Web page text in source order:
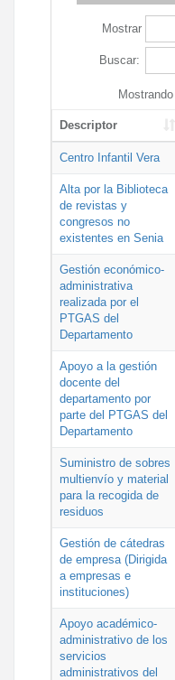
Mostrar
Buscar:
Descriptor
Centro Infantil Vera
Alta por la Biblioteca
de revistas y
congresos no
existentes en Senia
Gestión económico-
administrativa
realizada por el
PTGAS del
Departamento
Apoyo a la gestión
docente del
departamento por
parte del PTGAS del
Departamento
Suministro de sobres
multienvío y material
para la recogida de
residuos
Gestión de cátedras
de empresa (Dirigida
a empresas e
instituciones)
Apoyo académico-
administrativo de los
servicios
administrativos del